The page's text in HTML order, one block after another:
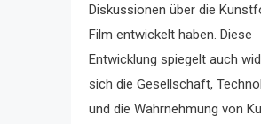
Diskussionen über die
Film entwickelt haben. Diese
Entwicklung spiegelt auch
sich die Gesellschaft,
und die Wahrnehmung von